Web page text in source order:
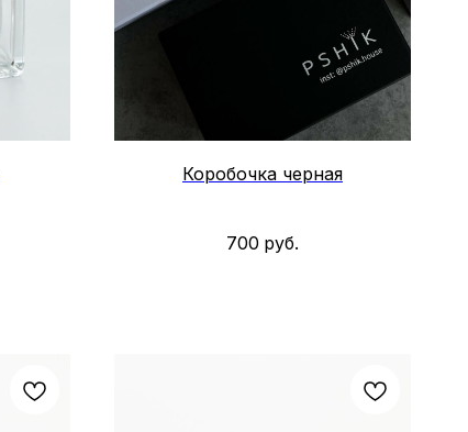
Коробочка черная
700 руб.